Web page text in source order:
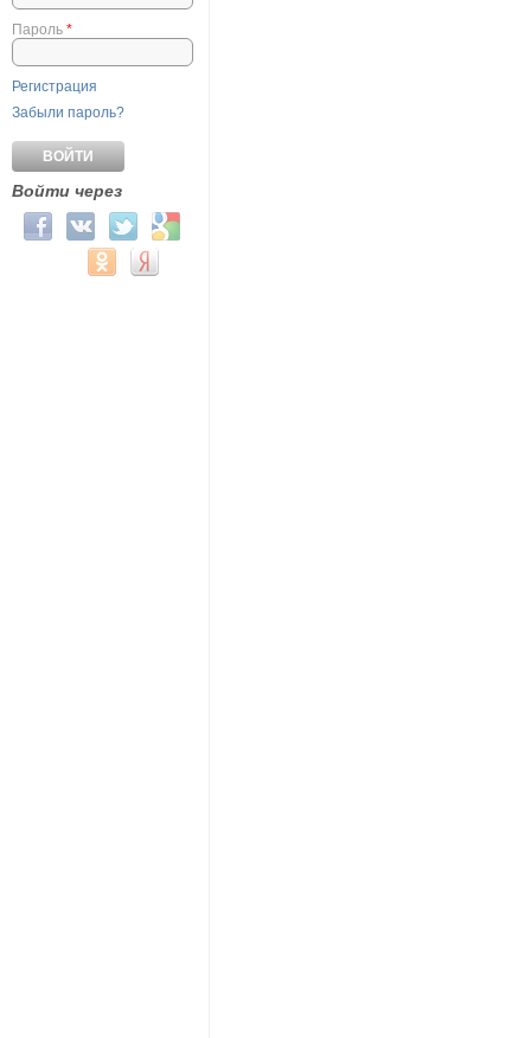
Пароль *
Регистрация
Забыли пароль?
Войти через
Login with Facebook
Login with ВКонтакте
Login with Twitter
Login with Google
Login with Mail.ru
Login with Одноклассники
Login with Яндекс